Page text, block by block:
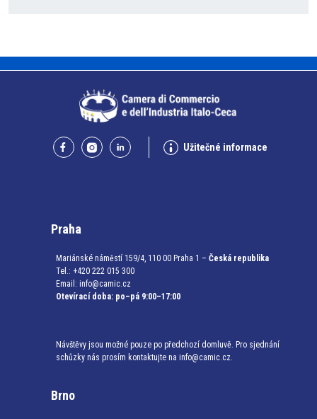
Užitečné informace
Praha
Mariánské náměstí 159/4, 110 00 Praha 1 – Česká republika
Tel.: +420 222 015 300
Email: info@camic.cz
Otevírací doba: po–pá 9:00–17:00
Návštěvy jsou možné pouze po předchozí domluvě. Pro sjednání
schůzky nás prosím kontaktujte na info@camic.cz.
Brno